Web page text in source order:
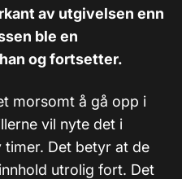
av utgivelsen enn
ble en
og fortsetter.
morsomt å gå opp i
vil nyte det i
Det betyr at de
utrolig fort. Det